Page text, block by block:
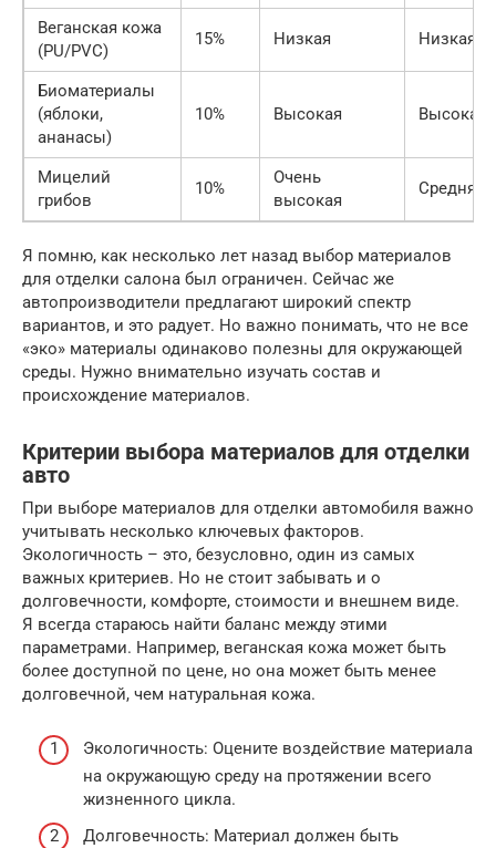
Веганская кожа
(PU/PVC)
15% Низкая Низкая
Биоматериалы
(яблоки,
ананасы)
10% Высокая Высокая
Мицелий
грибов
10%
Очень
высокая
Средняя
Я помню, как несколько лет назад выбор материалов
для отделки салона был ограничен. Сейчас же
автопроизводители предлагают широкий спектр
вариантов, и это радует. Но важно понимать, что не все
«эко» материалы одинаково полезны для окружающей
среды. Нужно внимательно изучать состав и
происхождение материалов.
Критерии выбора материалов для отделки
авто
При выборе материалов для отделки автомобиля важно
учитывать несколько ключевых факторов.
Экологичность – это, безусловно, один из самых
важных критериев. Но не стоит забывать и о
долговечности, комфорте, стоимости и внешнем виде.
Я всегда стараюсь найти баланс между этими
параметрами. Например, веганская кожа может быть
более доступной по цене, но она может быть менее
долговечной, чем натуральная кожа.
Экологичность: Оцените воздействие материала
на окружающую среду на протяжении всего
жизненного цикла.
Долговечность: Материал должен быть